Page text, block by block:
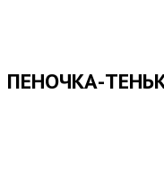
ПЕНОЧКА-